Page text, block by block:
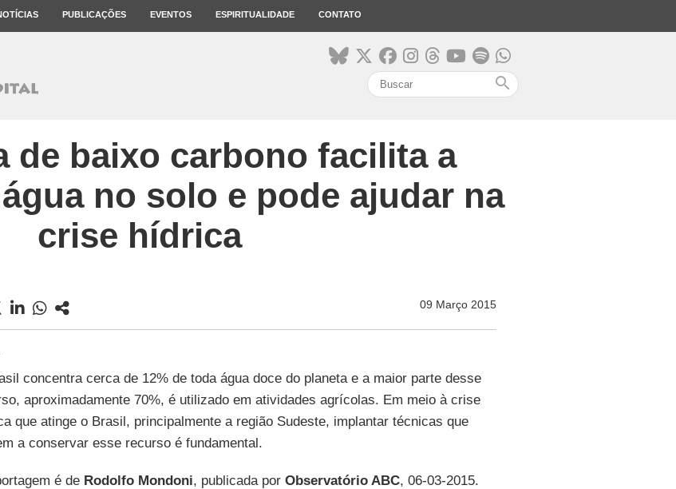
PUBLICAÇÕES EVENTOS ESPIRITUALIDADE CONTATO
search
de baixo carbono facilita a
no solo e pode ajudar na
crise hídrica
09 Março 2015
concentra cerca de 12% de toda água doce do planeta e a maior parte desse
aproximadamente 70%, é utilizado em atividades agrícolas. Em meio à crise
que atinge o Brasil, principalmente a região Sudeste, implantar técnicas que
a conservar esse recurso é fundamental.
é de Rodolfo Mondoni, publicada por Observatório ABC, 06-03-2015.